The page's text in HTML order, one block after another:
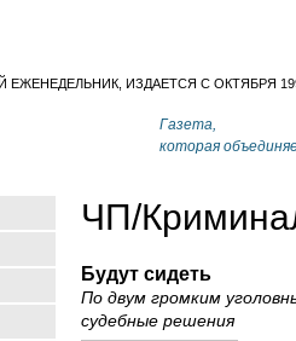
Газета,
которая
ЧП/
Будут сидеть
По двум громким
судебные решения